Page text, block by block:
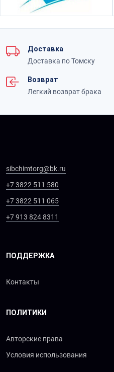
Доставка
Доставка по Томску
Возврат
Легкий возврат брака
sibchimtorg@bk.ru
+7 3822 511 580
+7 3822 511 065
+7 913 824 8311
ПОДДЕРЖКА
Контакты
ПОЛИТИКИ
Авторские права
Условия использования